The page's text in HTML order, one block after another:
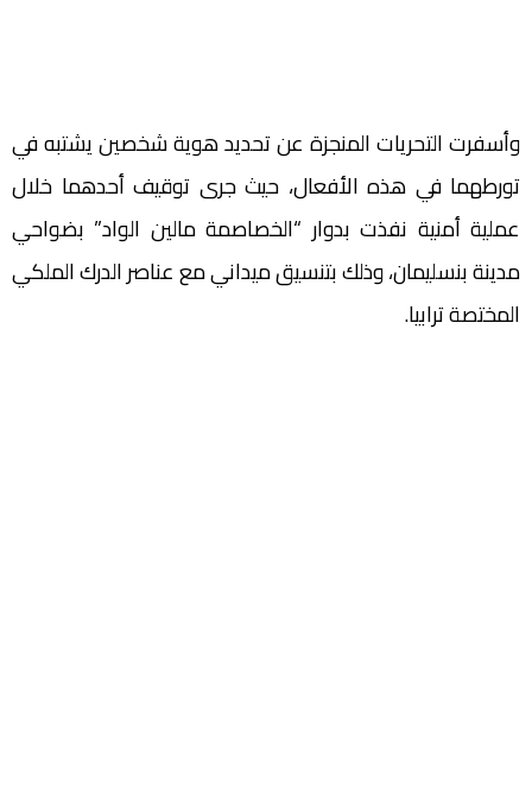
وأسفرت التحريات المنجزة عن تحديد هوية شخصين يشتبه في
تورطهما في هذه الأفعال، حيث جرى توقيف أحدهما خلال
عملية أمنية نفذت بدوار “الخصاصمة مالين الواد” بضواحي
مدينة بنسليمان، وذلك بتنسيق ميداني مع عناصر الدرك الملكي
المختصة ترابيا.